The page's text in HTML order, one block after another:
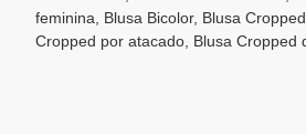
feminina, Blusa Bicolor, Blusa
Cropped por atacado, Blusa Cropped